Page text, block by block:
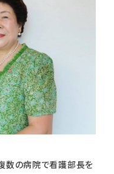
数の病院で看護部長を